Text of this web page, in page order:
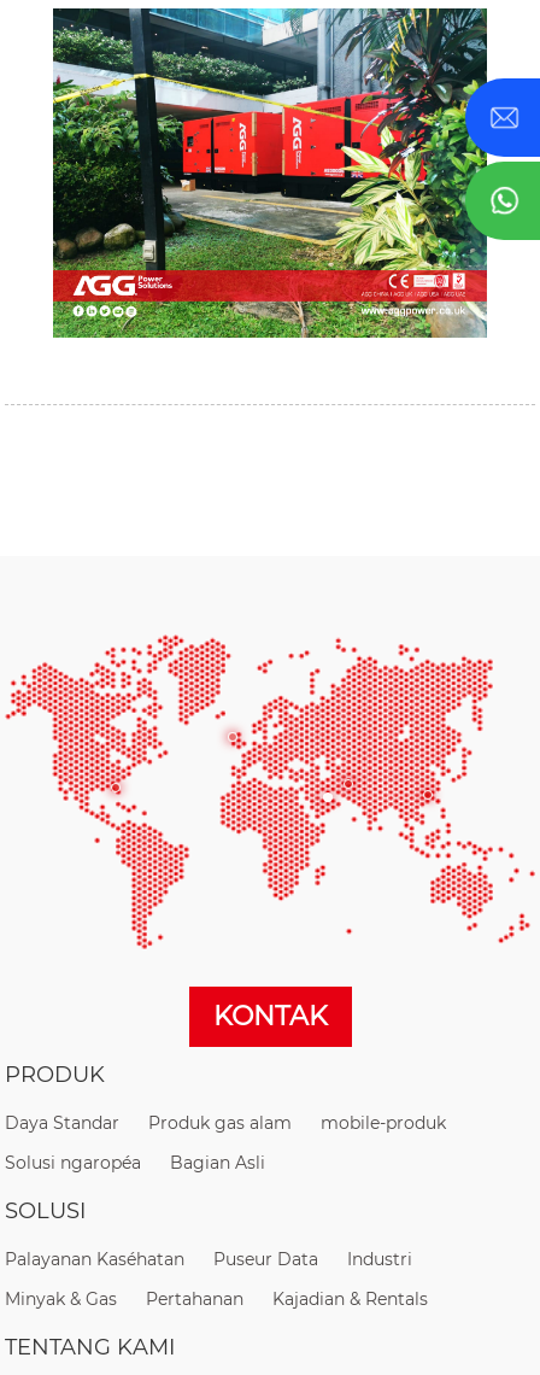
KONTAK
PRODUK
Daya Standar Produk gas alam
mobile-produk
Solusi ngaropéa
Bagian Asli
SOLUSI
Palayanan Kaséhatan Puseur Data
Industri
Minyak & Gas
Pertahanan Kajadian & Rentals
TENTANG KAMI